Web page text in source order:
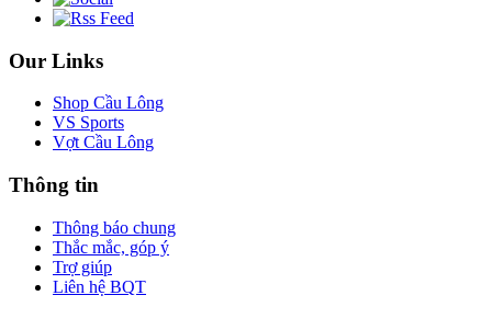
Our Links
Shop Cầu Lông
VS Sports
Vợt Cầu Lông
Thông tin
Thông báo chung
Thắc mắc, góp ý
Trợ giúp
Liên hệ BQT